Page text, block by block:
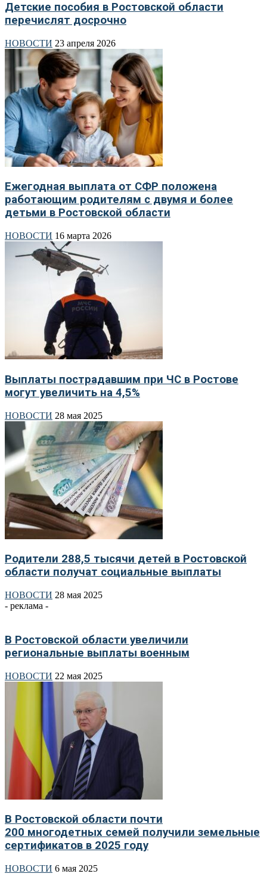
Детские пособия в Ростовской области
перечислят досрочно
НОВОСТИ 23 апреля 2026
Ежегодная выплата от СФР положена
работающим родителям с двумя и более
детьми в Ростовской области
НОВОСТИ 16 марта 2026
Выплаты пострадавшим при ЧС в Ростове
могут увеличить на 4,5%
НОВОСТИ 28 мая 2025
Родители 288,5 тысячи детей в Ростовской
области получат социальные выплаты
НОВОСТИ 28 мая 2025
- реклама -
В Ростовской области увеличили
региональные выплаты военным
НОВОСТИ 22 мая 2025
В Ростовской области почти
200 многодетных семей получили земельные
сертификатов в 2025 году
НОВОСТИ 6 мая 2025